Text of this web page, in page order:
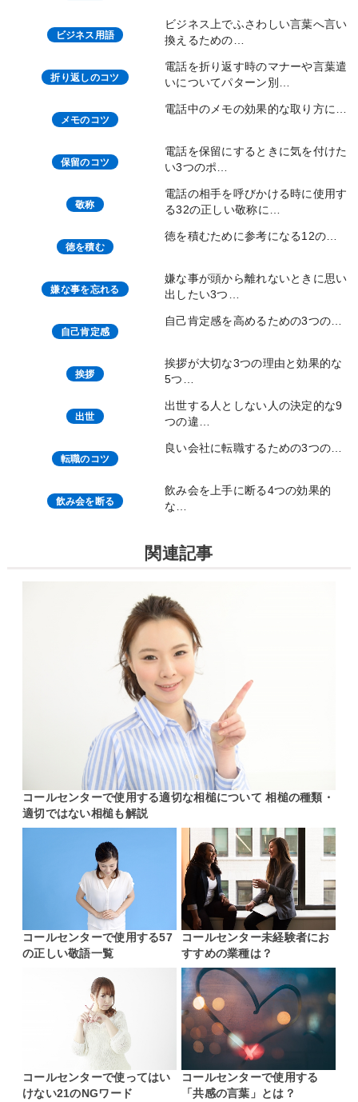
ビジネス用語
ビジネス上でふさわしい言葉へ言い
換えるための…
折り返しのコツ
電話を折り返す時のマナーや言葉遣
いについてパターン別…
メモのコツ
電話中のメモの効果的な取り方に…
保留のコツ
電話を保留にするときに気を付けた
い3つのポ…
敬称
電話の相手を呼びかける時に使用す
る32の正しい敬称に…
徳を積む
徳を積むために参考になる12の…
嫌な事を忘れる
嫌な事が頭から離れないときに思い
出したい3つ…
自己肯定感
自己肯定感を高めるための3つの…
挨拶
挨拶が大切な3つの理由と効果的な
5つ…
出世
出世する人としない人の決定的な9
つの違…
転職のコツ
良い会社に転職するための3つの…
飲み会を断る
飲み会を上手に断る4つの効果的
な…
関連記事
コールセンターで使用する適切な相槌について 相槌の種類・
適切ではない相槌も解説
コールセンターで使用する57
の正しい敬語一覧
コールセンター未経験者にお
すすめの業種は？
コールセンターで使ってはい
けない21のNGワード
コールセンターで使用する
「共感の言葉」とは？